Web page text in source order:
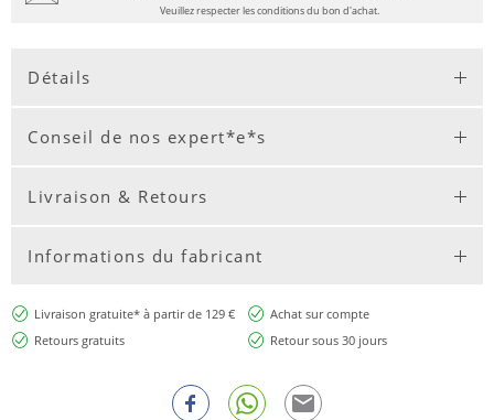
Veuillez respecter les conditions du bon d'achat.
Détails
Conseil de nos expert*e*s
Livraison & Retours
Informations du fabricant
Livraison gratuite* à partir de 129 €
Achat sur compte
Retours gratuits
Retour sous 30 jours